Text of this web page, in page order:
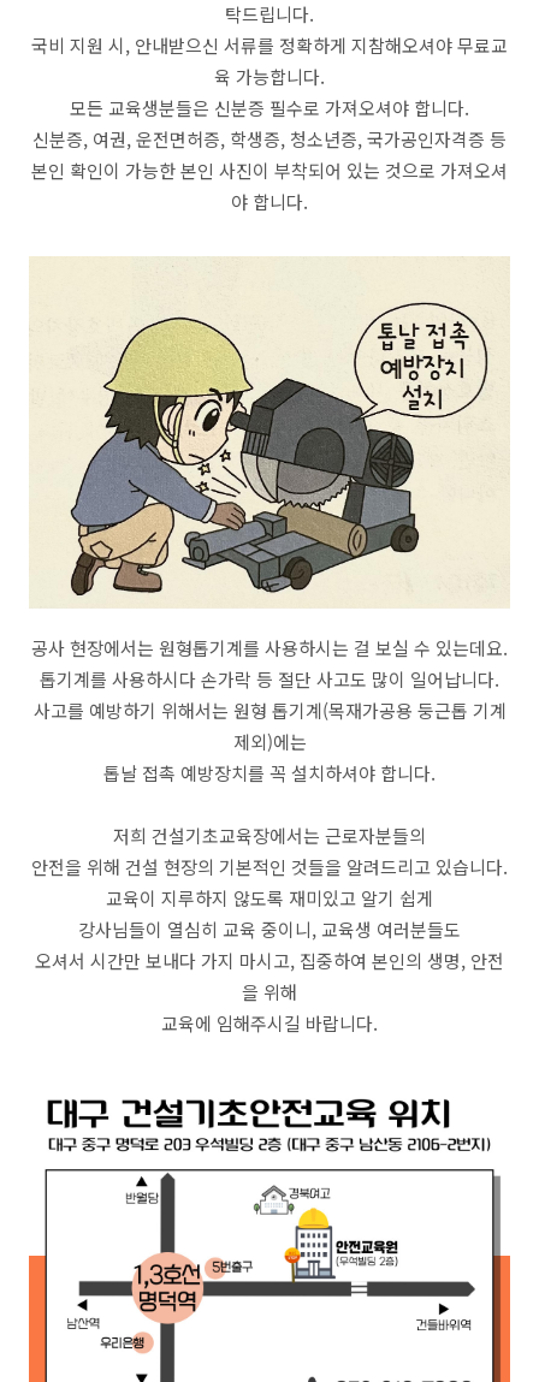
탁드립니다.
국비 지원 시, 안내받으신 서류를 정확하게 지참해오셔야 무료교
육 가능합니다.
모든 교육생분들은 신분증 필수로 가져오셔야 합니다.
신분증, 여권, 운전면허증, 학생증, 청소년증, 국가공인자격증 등
본인 확인이 가능한 본인 사진이 부착되어 있는 것으로 가져오셔
야 합니다.
공사 현장에서는 원형톱기계를 사용하시는 걸 보실 수 있는데요.
톱기계를 사용하시다 손가락 등 절단 사고도 많이 일어납니다.
사고를 예방하기 위해서는 원형 톱기계(목재가공용 둥근톱 기계
제외)에는
톱날 접촉 예방장치를 꼭 설치하셔야 합니다.
저희 건설기초교육장에서는 근로자분들의
안전을 위해 건설 현장의 기본적인 것들을 알려드리고 있습니다.
교육이 지루하지 않도록 재미있고 알기 쉽게
강사님들이 열심히 교육 중이니, 교육생 여러분들도
오셔서 시간만 보내다 가지 마시고, 집중하여 본인의 생명, 안전
을 위해
교육에 임해주시길 바랍니다.